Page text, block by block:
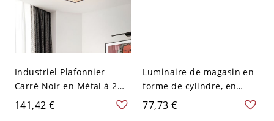
Industriel Plafonnier
Carré Noir en Métal à 2
Ampoules Lampe
Encastrée avec Abat-Jour
141,42 €
Luminaire de magasin en
forme de cylindre, en
métal vintage bronze,
semi-encastré, ajustable,
77,73 €